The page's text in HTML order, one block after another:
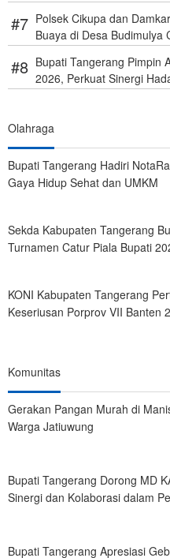
Polsek Cikupa dan
Buaya di Desa Budimulya
Bupati Tangerang Pimpin
2026, Perkuat Sinergi
Olahraga
Bupati Tangerang Hadiri
Gaya Hidup Sehat dan UMKM
Sekda Kabupaten Tangerang
Turnamen Catur Piala Bupati
KONI Kabupaten Tangerang
Keseriusan Porprov VII Banten
Komunitas
Gerakan Pangan Murah di
Warga Jatiuwung
Bupati Tangerang Dorong MD
Sinergi dan Kolaborasi dalam
Bupati Tangerang Apresiasi